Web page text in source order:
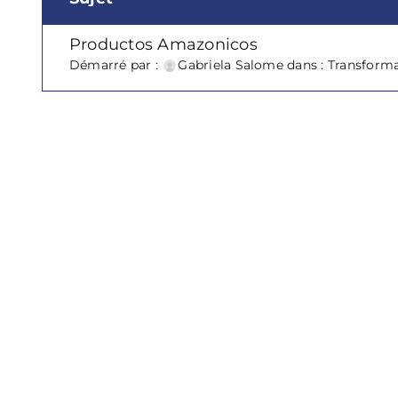
Productos Amazonicos
Démarré par : Gabriela Salome dans :